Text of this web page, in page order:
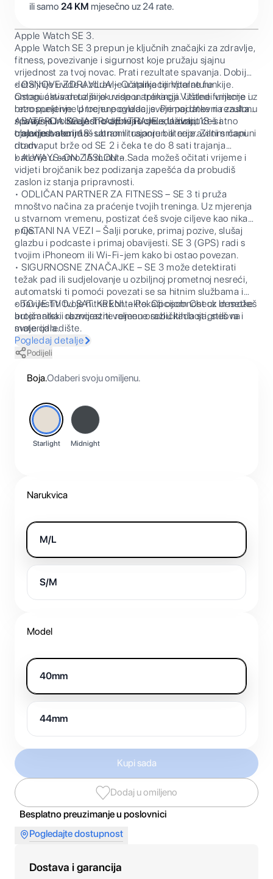
ili samo 24 KM mjesečno uz 24 rate.
Apple Watch SE 3.
Apple Watch SE 3 prepun je ključnih značajki za zdravlje,
fitness, povezivanje i sigurnost koje pružaju sjajnu
vrijednost za tvoj novac. Prati rezultate spavanja. Dobij
detaljnije uvide u zdravlje u aplikaciji Vitalne funkije.
Ostani aktivan uz širok raspon treninga. Uštedi vrijeme uz
brzo punjenje. U trenu pogledaj svoje podatke na zaslonu
Always-On. Svejedno dobivaš cjelodnevno, 18-satno
trajanje baterije.
• OSNOVE ZDRAVLJA – Očitanje temperature
omogućava detaljnije uvide u aplikaciji Vitalne funkcije i
retrospektivne procjene ovulacije. Primaj dnevni rezultat
spavanja i obavijesti o apneji u snus, a dobit ćeš i
obavijest ako imaš ubran ili usporen ili nepravilni srčani
ritam.
• BATERIJA KOJA TRAJE I TRAJE – Uživaj u
cjelodnevnom, 18-satnom trajanju baterije. Zatim napuni
do dvaput brže od SE 2 i čeka te do 8 sati trajanja
baterije u samo 15 minuta.
• ALWAYS-ON ZASLON – Sada možeš očitati vrijeme i
vidjeti brojčanik bez podizanja zapešća da probudiš
zaslon iz stanja pripravnosti.
• ODLIČAN PARTNER ZA FITNESS – SE 3 ti pruža
mnoštvo načina za praćenje tvojih treninga. Uz mjerenja
u stvarnom vremenu, postizat ćeš svoje ciljeve kao nikad
prije.
• OSTANI NA VEZI – Šalji poruke, primaj pozive, slušaj
glazbu i podcaste i primaj obavijesti. SE 3 (GPS) radi s
tvojim iPhoneom ili Wi-Fi-jem kako bi ostao povezan.
• SIGURNOSNE ZNAČAJKE – SE 3 može detektirati
težak pad ili sudjelovanje u ozbiljnoj prometnoj nesreći,
automatski ti pomoći povezati se sa hitnim službama i
obavijestiti tvoje hitne kontakte. Opcijom Check In možeš
automatski obavijestiti voljenu osobu kada stigneš na
svoje odredište.
• TO JE TVOJ SAT. KRENI. – Pokaži osobnost uz desetke
brojčanika i raznorazne remene različitih boja, stilova i
materijala.
Pogledaj detalje
Podijeli
Boja.Odaberi svoju omiljenu.
Starlight Midnight
Narukvica
M/L
S/M
Model
40mm
44mm
Kupi sada
Dodaj u omiljeno
Besplatno preuzimanje u poslovnici
Pogledajte dostupnost
Dostava i garancija